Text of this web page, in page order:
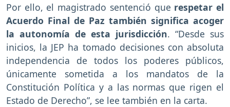
Por ello, el magistrado sentenció que respetar el
Acuerdo Final de Paz también significa acoger
la autonomía de esta jurisdicción. “Desde sus
inicios, la JEP ha tomado decisiones con absoluta
independencia de todos los poderes públicos,
únicamente sometida a los mandatos de la
Constitución Política y a las normas que rigen el
Estado de Derecho”, se lee también en la carta.